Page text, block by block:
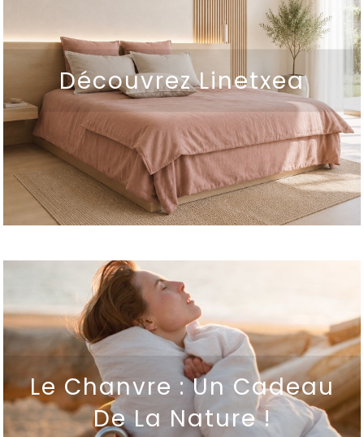
Découvrez Linetxea
Le Chanvre : Un Cadeau
De La Nature !